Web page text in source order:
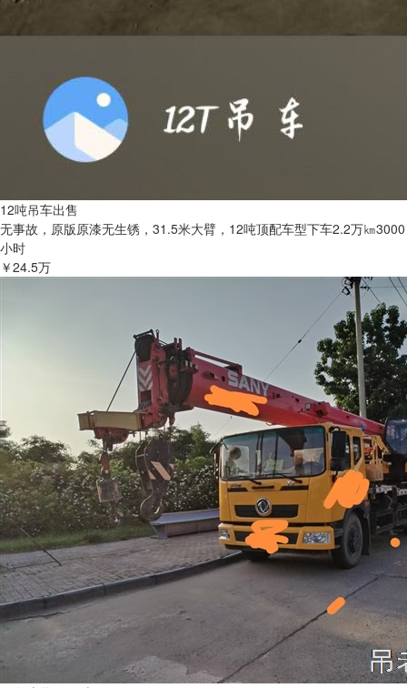
12吨吊车出售
无事故，原版原漆无生锈，31.5米大臂，12吨顶配车型下车2.2万㎞3000
小时
￥24.5万